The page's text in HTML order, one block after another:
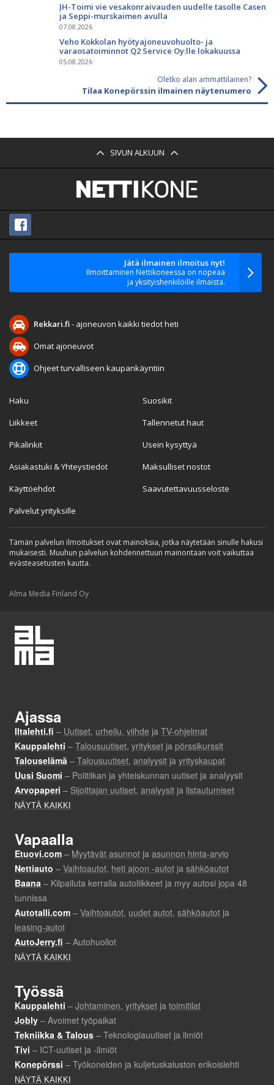
JH-Toimi vie vesakonraivauden uudelle tasolle Casen
ja Seppi-murskaimen avulla
07.08.2026
Veho Kokkolan hyötyajoneuvohuolto- ja
varaosatoiminnot Q2 Service Oy:lle lokakuussa
05.08.2026
Oletko alan ammattilainen?
Tilaa Konepörssin ilmainen näytenumero
SIVUN ALKUUN
Jätä ilmainen ilmoitus nyt!
Ilmoittaminen Nettikoneessa on nopeaa
ja yksityishenkilöille ilmaista.
Rekkari.fi- ajoneuvon kaikki tiedot heti
Omat ajoneuvot
Ohjeet turvalliseen kaupankäyntiin
Haku
Liikkeet
Pikalinkit
Asiakastuki & Yhteystiedot
Käyttöehdot
Palvelut yrityksille
Suosikit
Tallennetut haut
Usein kysyttyä
Maksulliset nostot
Saavutettavuusseloste
Tämän palvelun ilmoitukset ovat mainoksia, jotka näytetään sinulle hakusi
mukaisesti. Muuhun palvelun kohdennettuun mainontaan voit vaikuttaa
evästeasetusten kautta.
Alma Media Finland Oy